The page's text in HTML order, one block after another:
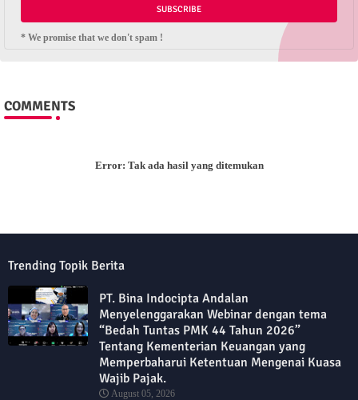
* We promise that we don't spam !
COMMENTS
Error: Tak ada hasil yang ditemukan
Trending Topik Berita
PT. Bina Indocipta Andalan
Menyelenggarakan Webinar dengan tema
“Bedah Tuntas PMK 44 Tahun 2026”
Tentang Kementerian Keuangan yang
Memperbaharui Ketentuan Mengenai Kuasa
Wajib Pajak.
August 05, 2026